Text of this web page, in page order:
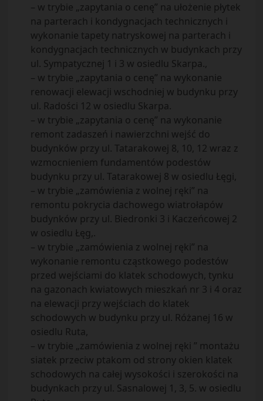
– w trybie „zapytania o cenę” na ułożenie płytek
na parterach i kondygnacjach technicznych i
wykonanie tapety natryskowej na parterach i
kondygnacjach technicznych w budynkach przy
ul. Sympatycznej 1 i 3 w osiedlu Skarpa.,
– w trybie „zapytania o cenę” na wykonanie
renowacji elewacji wschodniej w budynku przy
ul. Radości 12 w osiedlu Skarpa.
– w trybie „zapytania o cenę” na wykonanie
remont zadaszeń i nawierzchni wejść do
budynków przy ul. Tatarakowej 8, 10, 12 wraz z
wzmocnieniem fundamentów podestów
budynku przy ul. Tatarakowej 8 w osiedlu Łęgi,
– w trybie „zamówienia z wolnej ręki” na
remontu pokrycia dachowego wiatrołapów
budynków przy ul. Biedronki 3 i Kaczeńcowej 2
w osiedlu Łęg,.
– w trybie „zamówienia z wolnej ręki” na
wykonanie remontu cząstkowego podestów
przed wejściami do klatek schodowych, tynku
na gazonach kwiatowych mieszkań nr 3 i 4 oraz
na elewacji przy wejściach do klatek
schodowych w budynku przy ul. Różanej 16 w
osiedlu Ruta,
– w trybie „zamówienia z wolnej ręki ” montażu
siatek przeciw ptakom od strony okien klatek
schodowych na całej wysokości i szerokości na
budynkach przy ul. Sasnalowej 1, 3, 5. w osiedlu